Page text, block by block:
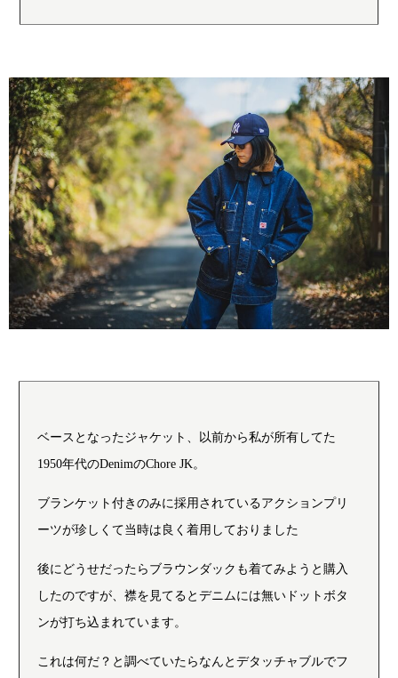
ベースとなったジャケット、以前から私が所有してた
1950年代のDenimのChore JK。
ブランケット付きのみに採用されているアクションプリ
ーツが珍しくて当時は良く着用しておりました
後にどうせだったらブラウンダックも着てみようと購入
したのですが、襟を見てるとデニムには無いドットボタ
ンが打ち込まれています。
これは何だ？と調べていたらなんとデタッチャブルでフ